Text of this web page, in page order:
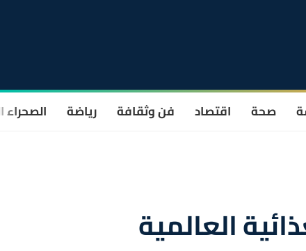
صحة اقتصاد فن وثقافة رياضة الصحراء
العالمية